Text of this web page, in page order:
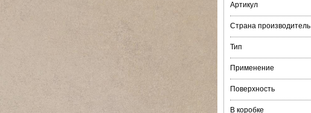
Артикул
Страна производитель
Тип
Применение
Поверхность
В коробке